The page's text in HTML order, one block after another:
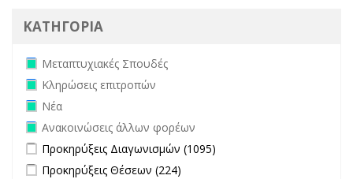
ΚΑΤΗΓΟΡΙΑ
Remove Μεταπτυχιακές Σπουδές filter
Μεταπτυχιακές Σπουδές
Remove Κληρώσεις επιτροπών filter
Κληρώσεις επιτροπών
Remove Νέα filter
Νέα
Remove Ανακοινώσεις άλλων φορέων filter
Ανακοινώσεις άλλων φορέων
Apply Προκηρύξεις Διαγωνισμών filter
Προκηρύξεις Διαγωνισμών (1095)
Apply Προκηρύξεις Θέσεων filter
Προκηρύξεις Θέσεων (224)